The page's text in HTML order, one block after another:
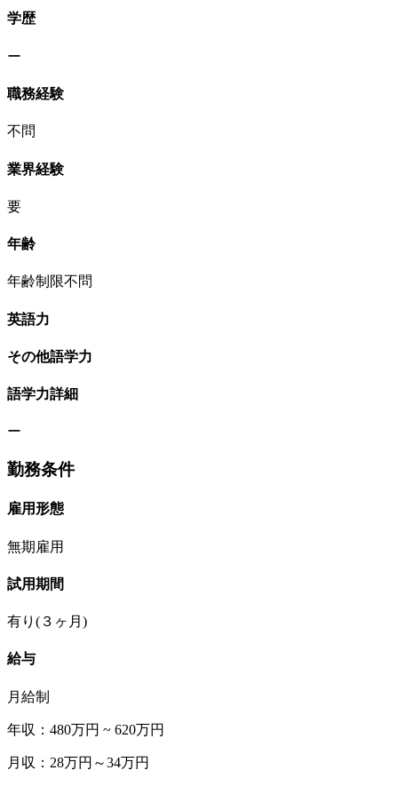
学歴
ー
職務経験
不問
業界経験
要
年齢
年齢制限不問
英語力
その他語学力
語学力詳細
ー
勤務条件
雇用形態
無期雇用
試用期間
有り(３ヶ月)
給与
月給制
年収：480万円 ~ 620万円
月収：28万円～34万円